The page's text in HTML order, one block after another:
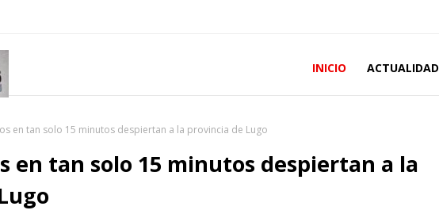
INICIO ACTUALIDAD
en tan solo 15 minutos despiertan a la provincia de Lugo
en tan solo 15 minutos despiertan a la